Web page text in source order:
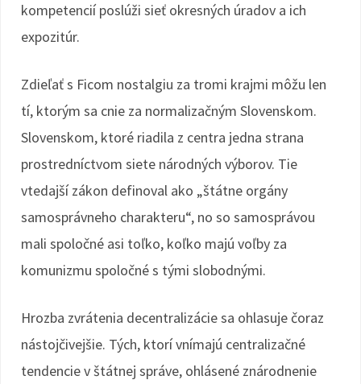
kompetencií poslúži sieť okresných úradov a ich
expozitúr.
Zdieľať s Ficom nostalgiu za tromi krajmi môžu len
tí, ktorým sa cnie za normalizačným Slovenskom.
Slovenskom, ktoré riadila z centra jedna strana
prostredníctvom siete národných výborov. Tie
vtedajší zákon definoval ako „štátne orgány
samosprávneho charakteru“, no so samosprávou
mali spoločné asi toľko, koľko majú voľby za
komunizmu spoločné s tými slobodnými.
Hrozba zvrátenia decentralizácie sa ohlasuje čoraz
nástojčivejšie. Tých, ktorí vnímajú centralizačné
tendencie v štátnej správe, ohlásené znárodnenie